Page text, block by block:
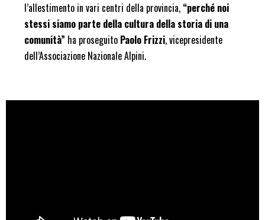
l’allestimento in vari centri della provincia, “perché noi
stessi siamo parte della cultura della storia di una
comunità” ha proseguito Paolo Frizzi, vicepresidente
dell’Associazione Nazionale Alpini.